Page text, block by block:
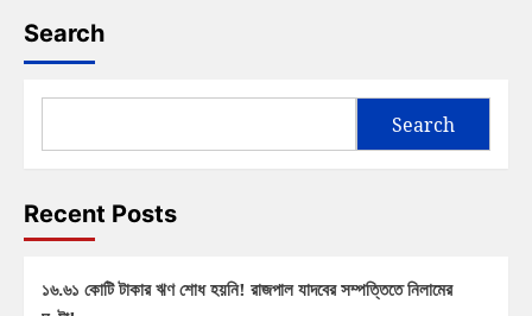
Search
Search
Recent Posts
১৬.৬১ কোটি টাকার ঋণ শোধ হয়নি! রাজপাল যাদবের সম্পত্তিতে নিলামের